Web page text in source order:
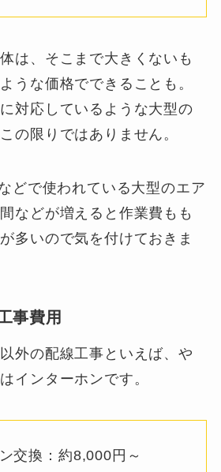
は、そこまで大きくないも
うな価格でできることも。
対応しているような大型の
の限りではありません。
どで使われている大型のエア
などが増えると作業費もも
多いので気を付けておきま
事費用
外の配線工事といえば、や
インターホンです。
交換：約8,000円～